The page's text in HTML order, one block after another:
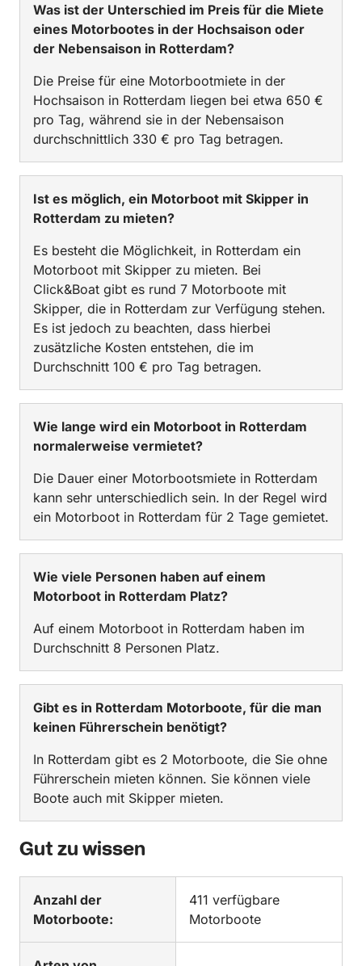
Was ist der Unterschied im Preis für die Miete
eines Motorbootes in der Hochsaison oder
der Nebensaison in Rotterdam?
Die Preise für eine Motorbootmiete in der
Hochsaison in Rotterdam liegen bei etwa 650 €
pro Tag, während sie in der Nebensaison
durchschnittlich 330 € pro Tag betragen.
Ist es möglich, ein Motorboot mit Skipper in
Rotterdam zu mieten?
Es besteht die Möglichkeit, in Rotterdam ein
Motorboot mit Skipper zu mieten. Bei
Click&Boat gibt es rund 7 Motorboote mit
Skipper, die in Rotterdam zur Verfügung stehen.
Es ist jedoch zu beachten, dass hierbei
zusätzliche Kosten entstehen, die im
Durchschnitt 100 € pro Tag betragen.
Wie lange wird ein Motorboot in Rotterdam
normalerweise vermietet?
Die Dauer einer Motorbootsmiete in Rotterdam
kann sehr unterschiedlich sein. In der Regel wird
ein Motorboot in Rotterdam für 2 Tage gemietet.
Wie viele Personen haben auf einem
Motorboot in Rotterdam Platz?
Auf einem Motorboot in Rotterdam haben im
Durchschnitt 8 Personen Platz.
Gibt es in Rotterdam Motorboote, für die man
keinen Führerschein benötigt?
In Rotterdam gibt es 2 Motorboote, die Sie ohne
Führerschein mieten können. Sie können viele
Boote auch mit Skipper mieten.
Gut zu wissen
Anzahl der
Motorboote:
411 verfügbare
Motorboote